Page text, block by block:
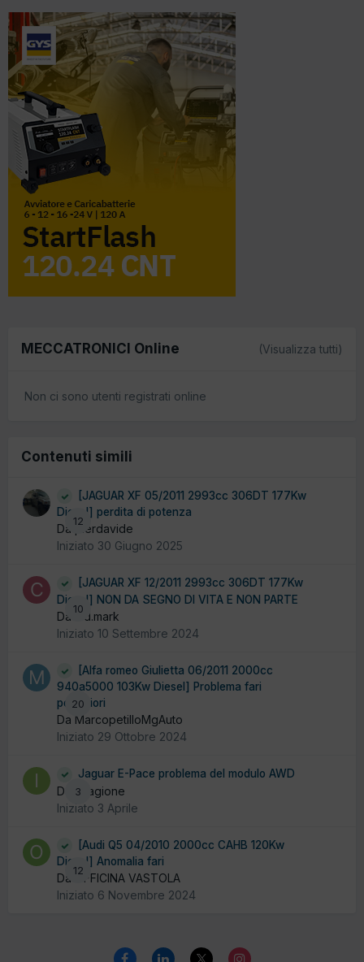
MECCATRONICI Online (Visualizza tutti)
Non ci sono utenti registrati online
Contenuti simili
12
[JAGUAR XF 05/2011 2993cc 306DT 177Kw
Diesel] perdita di potenza
Da pierdavide
Iniziato 30 Giugno 2025
10
[JAGUAR XF 12/2011 2993cc 306DT 177Kw
Diesel] NON DA SEGNO DI VITA E NON PARTE
Da c.d.mark
Iniziato 10 Settembre 2024
20
[Alfa romeo Giulietta 06/2011 2000cc
940a5000 103Kw Diesel] Problema fari
posteriori
Da MarcopetilloMgAuto
Iniziato 29 Ottobre 2024
3
Jaguar E-Pace problema del modulo AWD
Da ilGagione
Iniziato 3 Aprile
12
[Audi Q5 04/2010 2000cc CAHB 120Kw
Diesel] Anomalia fari
Da OFFICINA VASTOLA
Iniziato 6 Novembre 2024